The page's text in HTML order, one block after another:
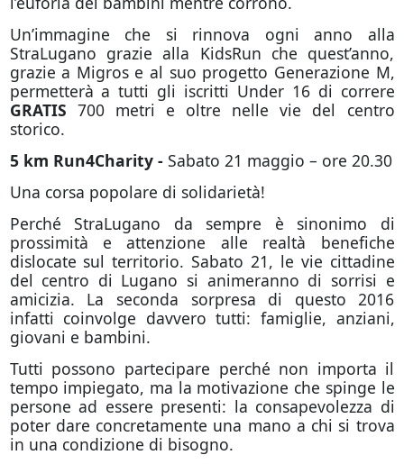
Un’immagine che si rinnova ogni anno alla
StraLugano grazie alla KidsRun che quest’anno,
grazie a Migros e al suo progetto Generazione M,
permetterà a tutti gli iscritti Under 16 di correre
GRATIS 700 metri e oltre nelle vie del centro
storico.
5 km Run4Charity - Sabato 21 maggio – ore 20.30
Una corsa popolare di solidarietà!
Perché StraLugano da sempre è sinonimo di
prossimità e attenzione alle realtà benefiche
dislocate sul territorio. Sabato 21, le vie cittadine
del centro di Lugano si animeranno di sorrisi e
amicizia. La seconda sorpresa di questo 2016
infatti coinvolge davvero tutti: famiglie, anziani,
giovani e bambini.
Tutti possono partecipare perché non importa il
tempo impiegato, ma la motivazione che spinge le
persone ad essere presenti: la consapevolezza di
poter dare concretamente una mano a chi si trova
in una condizione di bisogno.